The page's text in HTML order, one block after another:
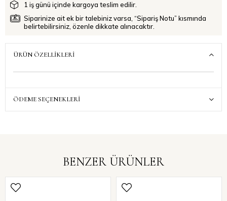
1 iş günü içinde kargoya teslim edilir.
Siparinize ait ek bir talebiniz varsa, “Sipariş Notu” kısmında
belirtebilirsiniz, özenle dikkate alınacaktır.
ÜRÜN ÖZELLIKLERI
ÖDEME SEÇENEKLERI
BENZER ÜRÜNLER